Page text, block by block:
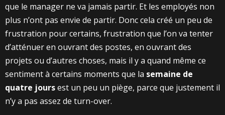
que le manager ne va jamais partir. Et les employés non
plus n’ont pas envie de partir. Donc cela créé un peu de
frustration pour certains, frustration que l’on va tenter
d’atténuer en ouvrant des postes, en ouvrant des
projets ou d’autres choses, mais il y a quand même ce
sentiment à certains moments que la semaine de
quatre joursest un peu un piège, parce que justement il
n’y a pas assez de turn-over.